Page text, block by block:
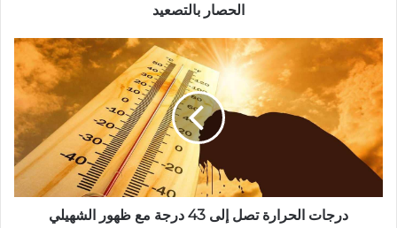
الحصار بالتصعيد
درجات الحرارة تصل إلى 43 درجة مع ظهور الشهيلي